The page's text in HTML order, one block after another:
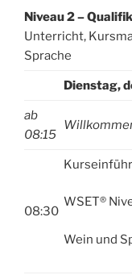
-
Visp
VS
am
22.10.2026
Niveau 2 –
Unterricht,
Sprache
Dienstag,
ab
08:15
08:30
WSET®
Wein und